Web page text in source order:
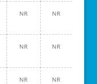
NR NR
NR NR
NR NR